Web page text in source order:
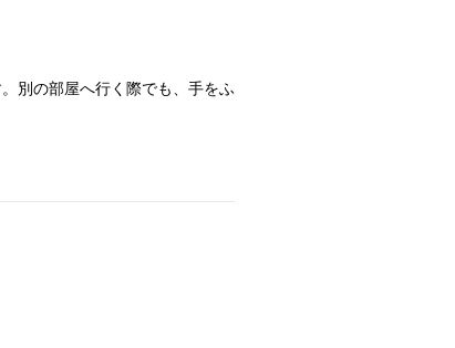
別の部屋へ行く際でも、手をふ